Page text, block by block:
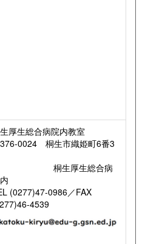
厚生総合病院内教室
0024 桐生市織姫町6番3
生厚生総合病
(0277)47-0986／FAX
4539